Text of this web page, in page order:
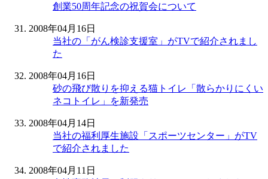
創業50周年記念の祝賀会について
2008年04月16日
当社の「がん検診支援室」がTVで紹介されまし
た
2008年04月16日
砂の飛び散りを抑える猫トイレ「散らかりにくい
ネコトイレ」を新発売
2008年04月14日
当社の福利厚生施設「スポーツセンター」がTV
で紹介されました
2008年04月11日